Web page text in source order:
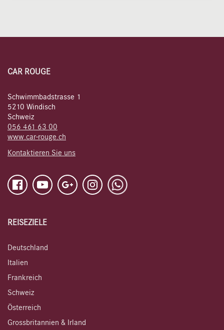
CAR ROUGE
Schwimmbadstrasse 1
5210 Windisch
Schweiz
056 461 63 00
www.car-rouge.ch
Kontaktieren Sie uns
REISEZIELE
Deutschland
Italien
Frankreich
Schweiz
Österreich
Grossbritannien & Irland